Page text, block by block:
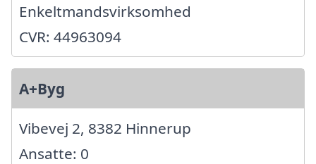
Enkeltmandsvirksomhed
CVR: 44963094
A+Byg
Vibevej 2, 8382 Hinnerup
Ansatte: 0